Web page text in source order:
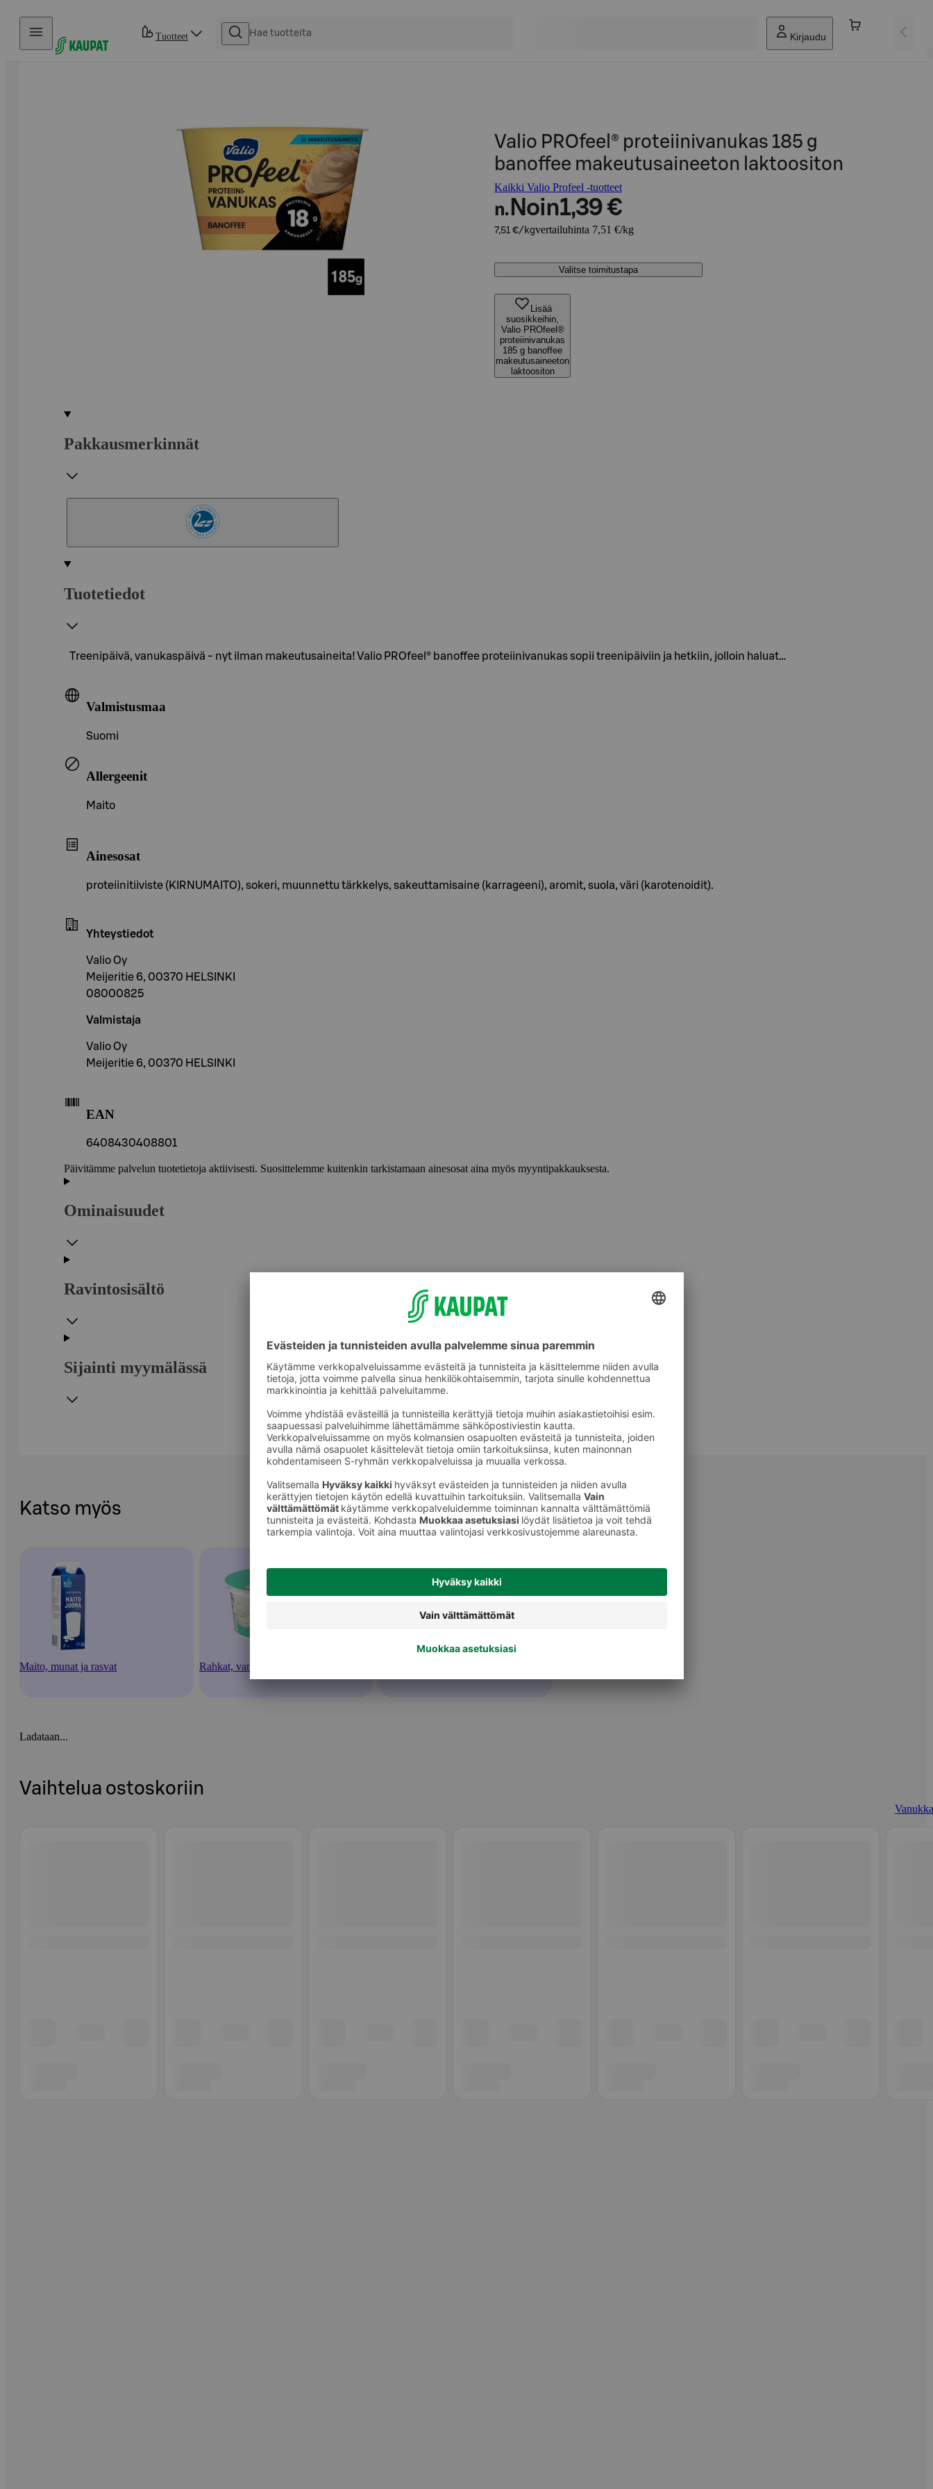
Hyppää sisältöön
Tuotteet Kirjaudu
Valio PROfeel® proteiinivanukas 185 g
banoffee makeutusaineeton laktoositon
Kaikki Valio Profeel -tuotteet
n. Noin1,39 €
7,51 €/kgvertailuhinta 7,51 €/kg
Valitse toimitustapa
Lisää
suosikkeihin,
Valio PROfeel®
proteiinivanukas
185 g banoffee
makeutusaineeton
laktoositon
Pakkausmerkinnät
Tuotetiedot
Treenipäivä, vanukaspäivä - nyt ilman makeutusaineita! Valio PROfeel® banoffee proteiinivanukas sopii treenipäiviin ja hetkiin, jolloin haluat…
Valmistusmaa
Suomi
Allergeenit
Maito
Ainesosat
proteiinitiiviste (KIRNUMAITO), sokeri, muunnettu tärkkelys, sakeuttamisaine (karrageeni), aromit, suola, väri (karotenoidit).
Yhteystiedot
Valio Oy
Meijeritie 6, 00370 HELSINKI
08000825
Valmistaja
Valio Oy
Meijeritie 6, 00370 HELSINKI
EAN
6408430408801
Päivitämme palvelun tuotetietoja aktiivisesti. Suosittelemme kuitenkin tarkistamaan ainesosat aina myös myyntipakkauksesta.
Ominaisuudet
Ravintosisältö
Sijainti myymälässä
Katso myös
Maito, munat ja rasvat Rahkat, vanukkaat ja jälkiruoka
Ladataan...
Vaihtelua ostoskoriin